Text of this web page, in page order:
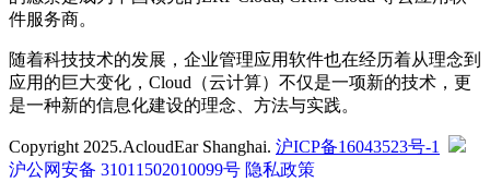
件服务商。
随着科技技术的发展，企业管理应用软件也在经历着从理念到
应用的巨大变化，Cloud（云计算）不仅是一项新的技术，更
是一种新的信息化建设的理念、方法与实践。
Copyright 2025.AcloudEar Shanghai. 沪ICP备16043523号-1
沪公网安备 31011502010099号 隐私政策